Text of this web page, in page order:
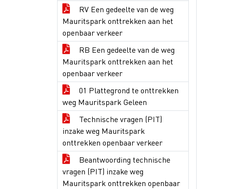
RV Een gedeelte van de weg
Mauritspark onttrekken aan het
openbaar verkeer
RB Een gedeelte van de weg
Mauritspark onttrekken aan het
openbaar verkeer
01 Plattegrond te onttrekken
weg Mauritspark Geleen
Technische vragen (PIT)
inzake weg Mauritspark
onttrekken openbaar verkeer
Beantwoording technische
vragen (PIT) inzake weg
Mauritspark onttrekken openbaar